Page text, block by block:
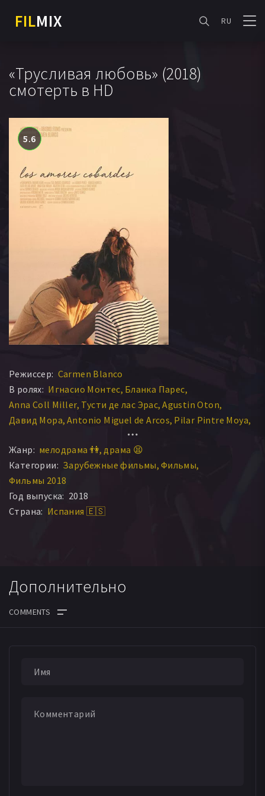
FILMIX RU
«Трусливая любовь» (2018)
смотерть в HD
5.6
Режиссер: Carmen Blanco
В ролях: Игнасио Монтес Бланка Парес
Anna Coll Miller Тусти де лас Эрас Agustin Oton
Давид Мора Antonio Miguel de Arcos Pilar Pintre Moya
Жанр: мелодрама 👫 драма 😫
Категории: Зарубежные фильмы Фильмы
Фильмы 2018
Год выпуска: 2018
Страна: Испания 🇪🇸
Дополнительно